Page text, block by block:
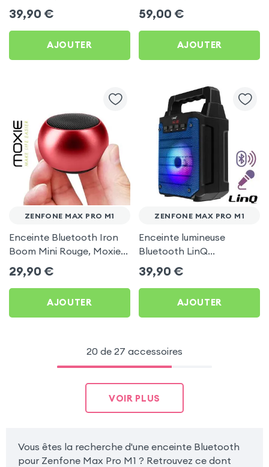
Max Pro M1
39,90 €
AJOUTER
Max Pro M1
59,00 €
AJOUTER
ZENFONE MAX PRO M1
Enceinte Bluetooth Iron
Boom Mini Rouge, Moxie
pour Zenfone Max Pro M1
29,90 €
AJOUTER
ZENFONE MAX PRO M1
Enceinte lumineuse
Bluetooth LinQ
compatible Micro, Bleu
pour Zenfone Max Pro M1
39,90 €
AJOUTER
20 de 27 accessoires
VOIR PLUS
Vous êtes la recherche d'une enceinte Bluetooth
pour Zenfone Max Pro M1 ? Retrouvez ce dont